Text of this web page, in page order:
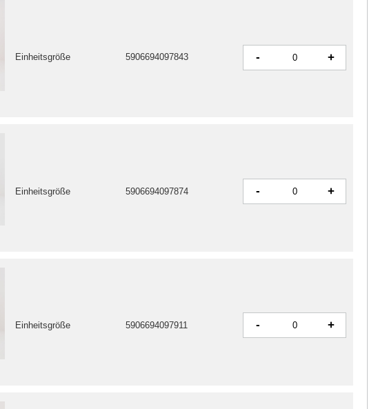
Einheitsgröße 5906694097874 - +
Einheitsgröße 5906694097911 - +
Einheitsgröße 5906694097843 - +